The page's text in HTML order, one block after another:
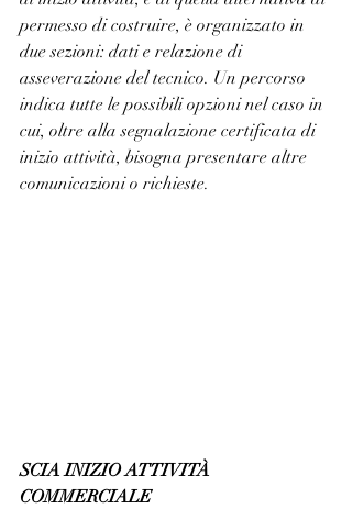
permesso di costruire, è organizzato in
due sezioni: dati e relazione di
asseverazione del tecnico. Un percorso
indica tutte le possibili opzioni nel caso in
cui, oltre alla segnalazione certificata di
inizio attività, bisogna presentare altre
comunicazioni o richieste.
SCIA INIZIO ATTIVITÀ
COMMERCIALE